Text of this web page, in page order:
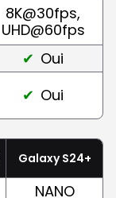
8K@30fps,
UHD@60fps
Oui
Oui
Galaxy S24+
NANO